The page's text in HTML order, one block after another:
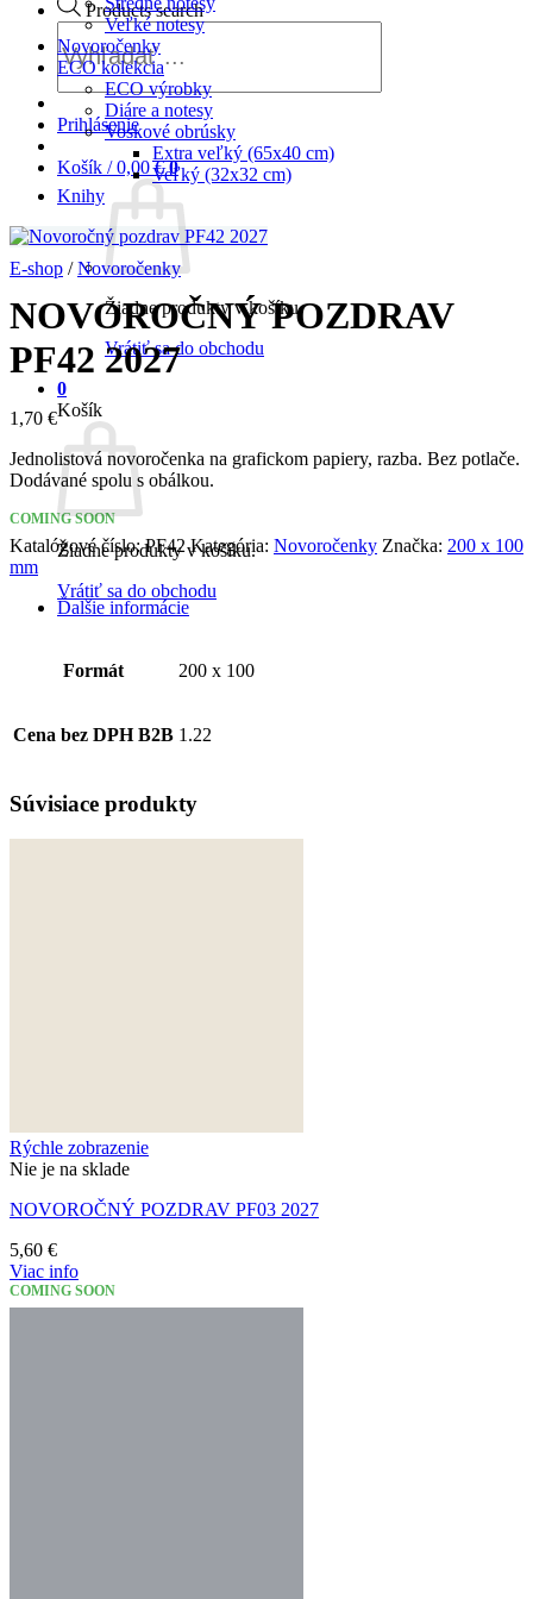
Products search
Prihlásenie
Košík /0,00€ 0
Žiadne produkty v košíku.
Vrátiť sa do obchodu
0
Košík
Žiadne produkty v košíku.
Vrátiť sa do obchodu
Veľké notesy
Novoročenky
ECO kolekcia
ECO výrobky
Diáre a notesy
Voskové obrúsky
Extra veľký (65x40 cm)
Veľký (32x32 cm)
Knihy
E-shop / Novoročenky
NOVOROČNÝ POZDRAV
PF42 2027
1,70 €
Jednolistová novoročenka na grafickom papiery, razba. Bez potlače.
Dodávané spolu s obálkou.
COMING SOON
Katalógové číslo:PF42 Kategória: Novoročenky Značka: 200 x 100
mm
Ďalšie informácie
Formát 200 x 100
Cena bez DPH B2B 1.22
Súvisiace produkty
Rýchle zobrazenie
Nie je na sklade
NOVOROČNÝ POZDRAV PF03 2027
5,60 €
Viac info
COMING SOON